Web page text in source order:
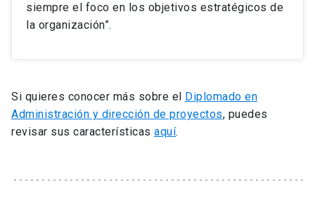
siempre el foco en los objetivos estratégicos de
la organización”.
Si quieres conocer más sobre el
Diplomado en
Administración y dirección de proyectos, puedes
revisar sus características aquí.